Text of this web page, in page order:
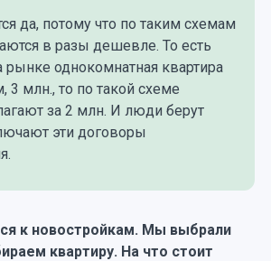
да, потому что по таким схемам
в разы дешевле. То есть
рынке однокомнатная квартира
3 млн., то по такой схеме
за 2 млн. И люди берут
эти договоры
к новостройкам. Мы выбрали
квартиру. На что стоит